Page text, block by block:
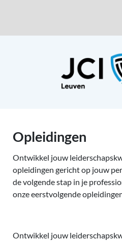
Opleidingen
Ontwikkel jouw
opleidingen gericht op jouw
de volgende stap in je
onze eerstvolgende
Ontwikkel jouw